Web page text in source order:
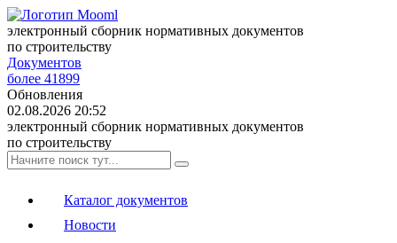
электронный сборник нормативных документов
по строительству
Документов
более 41899
Обновления
02.08.2026 20:52
электронный сборник нормативных документов
по строительству
Каталог документов
Новости